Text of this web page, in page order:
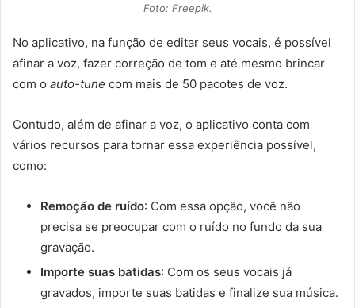
Foto: Freepik.
No aplicativo, na função de editar seus vocais, é possível
afinar a voz, fazer correção de tom e até mesmo brincar
com o auto-tune com mais de 50 pacotes de voz.
Contudo, além de afinar a voz, o aplicativo conta com
vários recursos para tornar essa experiência possível,
como:
Remoção de ruído: Com essa opção, você não
precisa se preocupar com o ruído no fundo da sua
gravação.
Importe suas batidas: Com os seus vocais já
gravados, importe suas batidas e finalize sua música.